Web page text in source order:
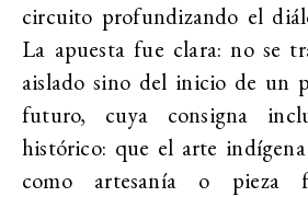
circuito profundizando el
La apuesta fue clara: no se
aislado sino del inicio de un
futuro, cuya consigna
histórico: que el arte
como artesanía o pieza